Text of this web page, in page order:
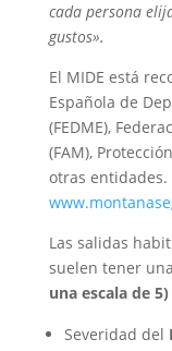
cada persona
gustos».
El MIDE está
Española de
(FEDME),
(FAM),
otras
Las salidas
suelen tener
una escala de 5)
Severidad del